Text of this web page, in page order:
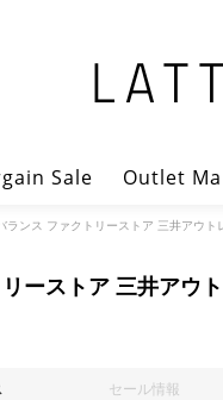
Sale Outlet
ランス ファクトリーストア 三井アウ
ーストア 三井アウ
セール情報